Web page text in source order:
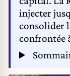
injecter
consolider
confrontée